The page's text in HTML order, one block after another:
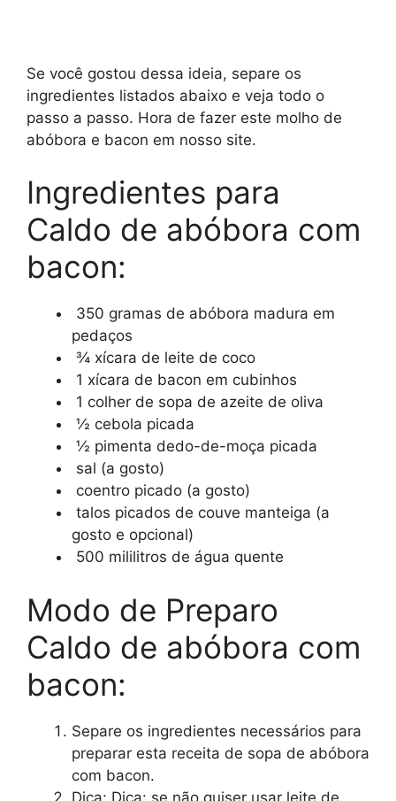
Se você gostou dessa ideia, separe os
ingredientes listados abaixo e veja todo o
passo a passo. Hora de fazer este molho de
abóbora e bacon em nosso site.
Ingredientes para
Caldo de abóbora com
bacon:
350 gramas de abóbora madura em
pedaços
¾ xícara de leite de coco
1 xícara de bacon em cubinhos
1 colher de sopa de azeite de oliva
½ cebola picada
½ pimenta dedo-de-moça picada
sal (a gosto)
coentro picado (a gosto)
talos picados de couve manteiga (a
gosto e opcional)
500 mililitros de água quente
Modo de Preparo
Caldo de abóbora com
bacon:
Separe os ingredientes necessários para
preparar esta receita de sopa de abóbora
com bacon.
Dica: Dica: se não quiser usar leite de